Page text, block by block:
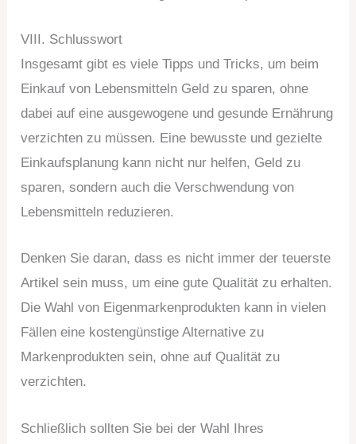
VIII. Schlusswort
Insgesamt gibt es viele Tipps und Tricks, um beim
Einkauf von Lebensmitteln Geld zu sparen, ohne
dabei auf eine ausgewogene und gesunde Ernährung
verzichten zu müssen. Eine bewusste und gezielte
Einkaufsplanung kann nicht nur helfen, Geld zu
sparen, sondern auch die Verschwendung von
Lebensmitteln reduzieren.
Denken Sie daran, dass es nicht immer der teuerste
Artikel sein muss, um eine gute Qualität zu erhalten.
Die Wahl von Eigenmarkenprodukten kann in vielen
Fällen eine kostengünstige Alternative zu
Markenprodukten sein, ohne auf Qualität zu
verzichten.
Schließlich sollten Sie bei der Wahl Ihres